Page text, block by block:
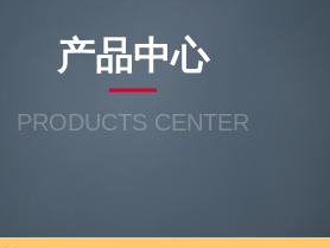
产品中心
PRODUCTS CENTER